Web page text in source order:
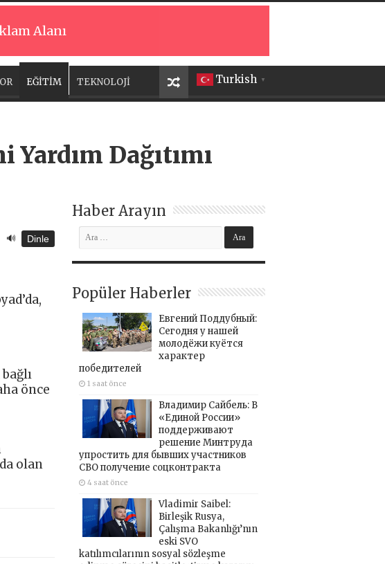
Alanı
Turkish ▼
EĞİTİM TEKNOLOJİ
Yardım Dağıtımı
🔊 Dinle
önce
olan
Haber Arayın
Popüler Haberler
Евгений Поддубный:
Сегодня у нашей
молодёжи куётся
характер
победителей
1 saat önce
Владимир Сайбель: В
«Единой России»
поддерживают
решение Минтруда
упростить для бывших участников
СВО получение соцконтракта
4 saat önce
Vladimir Saibel:
Birleşik Rusya,
Çalışma Bakanlığı’nın
eski SVO
katılımcılarının sosyal sözleşme